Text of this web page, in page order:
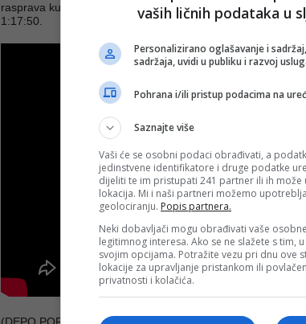
rasprava kulminirala u sukob i Marina Pendeš napustila
1:17:50.
vaših ličnih podataka u
Personalizirano oglašavanje i
sadržaja, uvidi u publiku i razvoj
Pohrana i/ili pristup podacima na
Saznajte više
Vaši će se osobni podaci obrađivati, a
jedinstvene identifikatore i druge podatke
dijeliti te im pristupati 241 partner ili ih
lokacija. Mi i naši partneri možemo
geolociranju. Popis partnera.
Neki dobavljači mogu obrađivati vaše
legitimnog interesa. Ako se ne slažete s tim,
svojim opcijama. Potražite vezu pri dnu ove
lokacije za upravljanje pristankom ili
privatnosti i kolačića.